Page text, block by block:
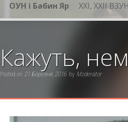
ОУН і Бабин Яр XXI, ХХІІ ВЗУН
Кажуть,
Posted on 21 Березня, 2016 by Moderator